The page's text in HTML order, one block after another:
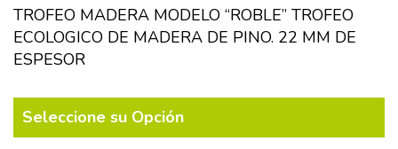
TROFEO MADERA MODELO “ROBLE” TROFEO
ECOLOGICO DE MADERA DE PINO. 22 MM DE
ESPESOR
Seleccione su Opción